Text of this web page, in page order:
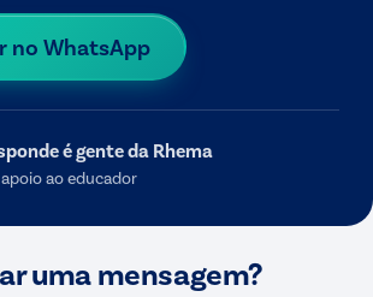
no WhatsApp
é gente da Rhema
ao educador
uma mensagem?